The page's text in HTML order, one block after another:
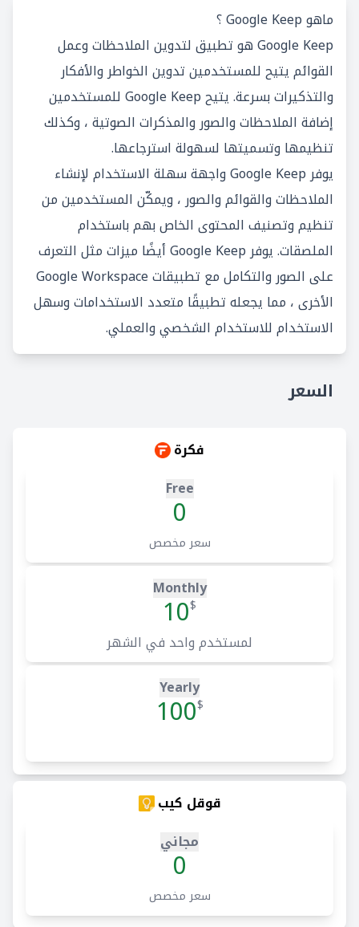
ماهو Google Keep ؟
Google Keep هو تطبيق لتدوين الملاحظات وعمل
القوائم يتيح للمستخدمين تدوين الخواطر والأفكار
والتذكيرات بسرعة. يتيح Google Keep للمستخدمين
إضافة الملاحظات والصور والمذكرات الصوتية ، وكذلك
تنظيمها وتسميتها لسهولة استرجاعها.
يوفر Google Keep واجهة سهلة الاستخدام لإنشاء
الملاحظات والقوائم والصور ، ويمكّن المستخدمين من
تنظيم وتصنيف المحتوى الخاص بهم باستخدام
الملصقات. يوفر Google Keep أيضًا ميزات مثل التعرف
على الصور والتكامل مع تطبيقات Google Workspace
الأخرى ، مما يجعله تطبيقًا متعدد الاستخدامات وسهل
الاستخدام للاستخدام الشخصي والعملي.
السعر
فكرة
Free
0
سعر مخصص
Monthly
$
10
لمستخدم واحد في الشهر
Yearly
$
100
قوقل كيب
مجاني
0
سعر مخصص